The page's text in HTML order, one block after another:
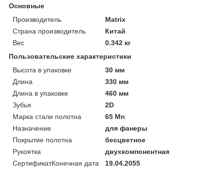
Основные
Производитель
Matrix
Страна производитель
Китай
Вес
0.342 кг
Пользовательские характеристики
Высота в упаковке
30 мм
Длина
330 мм
Длина в упаковке
460 мм
Зубья
2D
Марка стали полотна
65 Mn
Назначение
для фанеры
Покрытие полотна
бесцветное
Рукоятка
двухкомпонентная
СертификатКонечная дата
19.04.2055